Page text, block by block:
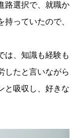
路選択で、就職か
っていたので、
は、知識も経験も
したと言いながら
と吸収し、好きな